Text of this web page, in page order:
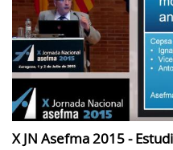
X JN Asefma 2015 -